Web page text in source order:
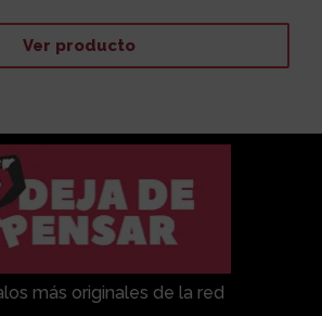
Ver producto
más originales de la red